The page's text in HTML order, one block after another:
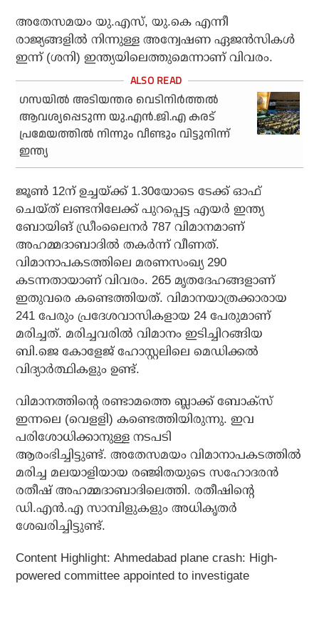
അതേസമയം യു.എസ്, യു.കെ എന്നീ
രാജ്യങ്ങളില്‍ നിന്നുള്ള അന്വേഷണ ഏജന്‍സികള്‍
ഇന്ന് (ശനി) ഇന്ത്യയിലെത്തുമെന്നാണ് വിവരം.
ഗസയിൽ അടിയന്തര വെടിനിർത്തൽ
ആവശ്യപ്പെടുന്ന യു.എൻ.ജി.എ കരട്
പ്രമേയത്തിൽ നിന്നും വീണ്ടും വിട്ടുനിന്ന്
ഇന്ത്യ
ജൂണ്‍ 12ന് ഉച്ചയ്ക്ക് 1.30യോടെ ടേക്ക് ഓഫ്
ചെയ്ത് ലണ്ടനിലേക്ക് പുറപ്പെട്ട എയര്‍ ഇന്ത്യ
ബോയിങ് ഡ്രീംലൈനര്‍ 787 വിമാനമാണ്
അഹമ്മദാബാദില്‍ തകര്‍ന്ന് വീണത്.
വിമാനാപകടത്തിലെ മരണസംഖ്യ 290
കടന്നതായാണ് വിവരം. 265 മൃതദേഹങ്ങളാണ്
ഇതുവരെ കണ്ടെത്തിയത്. വിമാനയാത്രക്കാരായ
241 പേരും പ്രദേശവാസികളായ 24 പേരുമാണ്
മരിച്ചത്. മരിച്ചവരില്‍ വിമാനം ഇടിച്ചിറങ്ങിയ
ബി.ജെ കോളേജ് ഹോസ്റ്റലിലെ മെഡിക്കല്‍
വിദ്യാര്‍ത്ഥികളും ഉണ്ട്.
വിമാനത്തിന്റെ രണ്ടാമത്തെ ബ്ലാക്ക് ബോക്‌സ്
ഇന്നലെ (വെളളി) കണ്ടെത്തിയിരുന്നു. ഇവ
പരിശോധിക്കാനുള്ള നടപടി
ആരംഭിച്ചിട്ടുണ്ട്. അതേസമയം വിമാനാപകടത്തിൽ
മരിച്ച മലയാളിയായ രഞ്ജിതയുടെ സഹോദരൻ
രതീഷ് അഹമ്മദാബാദിലെത്തി. രതീഷിന്റെ
ഡി.എൻ.എ സാമ്പിളുകളും അധികൃതർ
ശേഖരിച്ചിട്ടുണ്ട്.
Content Highlight: Ahmedabad plane crash: High-
powered committee appointed to investigate